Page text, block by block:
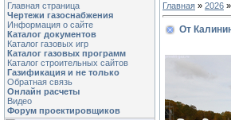
Главная страница
Чертежи газоснабжения
Информация о сайте
Каталог документов
Каталог газовых игр
Каталог газовых программ
Каталог строительных сайтов
Газификация и не только
Обратная связь
Онлайн расчеты
Видео
Форум проектировщиков
Главная » 2026 »
От